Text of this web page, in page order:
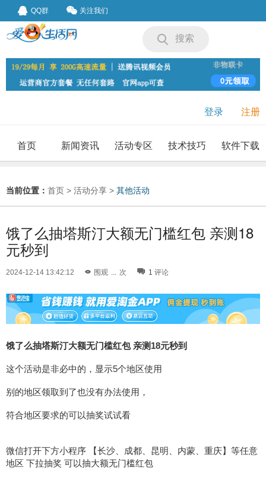
QQ群 关注我们
搜索
登录 注册
首页 新闻资讯 活动专区 技术技巧 软件下载
当前位置： 首页 > 活动分享 > 其他活动
饿了么抽塔斯汀大额无门槛红包 亲测18
元秒到
2024-12-14 13:42:12 围观 ... 次 1 评论
饿了么抽塔斯汀大额无门槛红包 亲测18元秒到
这个活动是非必中的，显示5个地区使用
别的地区领取到了也没有办法使用，
符合地区要求的可以抽奖试试看
微信打开下方小程序 【长沙、成都、昆明、内蒙、重庆】等任意
地区 下拉抽奖 可以抽大额无门槛红包